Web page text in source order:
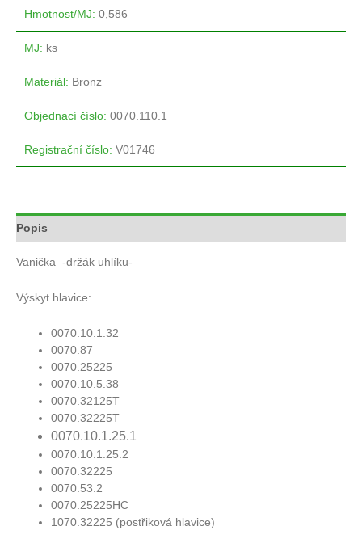
Hmotnost/MJ: 0,586
MJ: ks
Materiál: Bronz
Objednací číslo: 0070.110.1
Registrační číslo: V01746
Popis
Vanička -držák uhlíku-
Výskyt hlavice:
0070.10.1.32
0070.87
0070.25225
0070.10.5.38
0070.32125T
0070.32225T
0070.10.1.25.1
0070.10.1.25.2
0070.32225
0070.53.2
0070.25225HC
1070.32225 (postřiková hlavice)